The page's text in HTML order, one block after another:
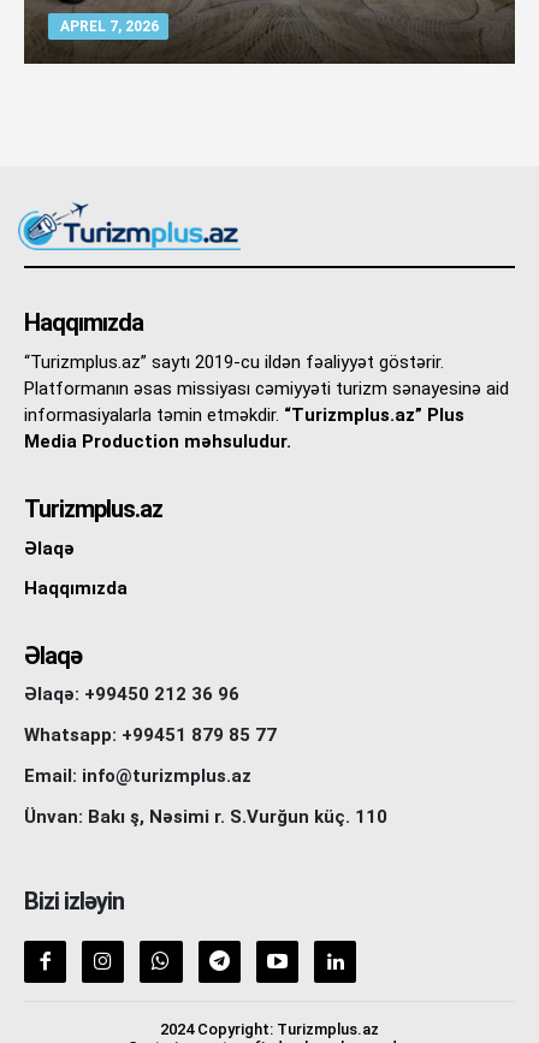
APREL 7, 2026
Haqqımızda
“Turizmplus.az” saytı 2019-cu ildən fəaliyyət göstərir.
Platformanın əsas missiyası cəmiyyəti turizm sənayesinə aid
informasiyalarla təmin etməkdir. “Turizmplus.az” Plus
Media Production məhsuludur.
Turizmplus.az
Əlaqə
Haqqımızda
Əlaqə
Əlaqə: +99450 212 36 96
Whatsapp: +99451 879 85 77
Email: info@turizmplus.az
Ünvan: Bakı ş, Nəsimi r. S.Vurğun küç. 110
Bizi izləyin
2024 Copyright: Turizmplus.az